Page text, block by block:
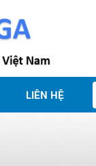
LIÊN HỆ